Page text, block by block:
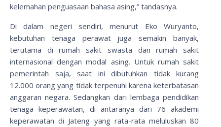
kelemahan penguasaan bahasa asing,” tandasnya.
Di dalam negeri sendiri, menurut Eko Wuryanto,
kebutuhan tenaga perawat juga semakin banyak,
terutama di rumah sakit swasta dan rumah sakit
internasional dengan modal asing. Untuk rumah sakit
pemerintah saja, saat ini dibutuhkan tidak kurang
12.000 orang yang tidak terpenuhi karena keterbatasan
anggaran negara. Sedangkan dari lembaga pendidikan
tenaga keperawatan, di antaranya dari 76 akademi
keperawatan di Jateng yang rata-rata meluluskan 80